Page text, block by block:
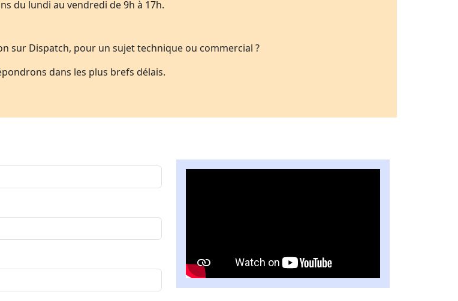
du lundi au vendredi de 9h à 17h.
sur Dispatch, pour un sujet technique ou commercial ?
dans les plus brefs délais.